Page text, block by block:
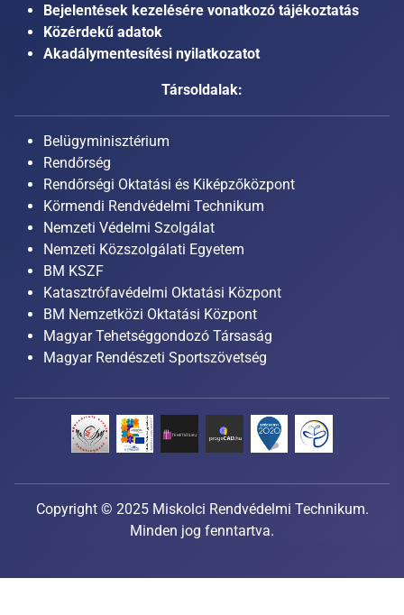
Bejelentések kezelésére vonatkozó tájékoztatás
Közérdekű adatok
Akadálymentesítési nyilatkozatot
Társoldalak:
Belügyminisztérium
Rendőrség
Rendőrségi Oktatási és Kiképzőközpont
Körmendi Rendvédelmi Technikum
Nemzeti Védelmi Szolgálat
Nemzeti Közszolgálati Egyetem
BM KSZF
Katasztrófavédelmi Oktatási Központ
BM Nemzetközi Oktatási Központ
Magyar Tehetséggondozó Társaság
Magyar Rendészeti Sportszövetség
Copyright © 2025 Miskolci Rendvédelmi Technikum.
Minden jog fenntartva.